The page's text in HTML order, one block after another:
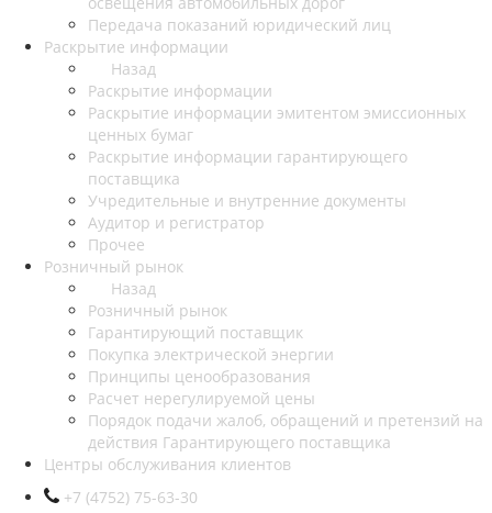
Передача показаний юридический лиц
Раскрытие информации
Назад
Раскрытие информации
Раскрытие информации эмитентом эмиссионных
ценных бумаг
Раскрытие информации гарантирующего
поставщика
Учредительные и внутренние документы
Аудитор и регистратор
Прочее
Розничный рынок
Назад
Розничный рынок
Гарантирующий поставщик
Покупка электрической энергии
Принципы ценообразования
Расчет нерегулируемой цены
Порядок подачи жалоб, обращений и претензий на
действия Гарантирующего поставщика
Центры обслуживания клиентов
+7 (4752) 75-63-30